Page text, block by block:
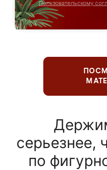
Пользовательскому
серьезнее,
по